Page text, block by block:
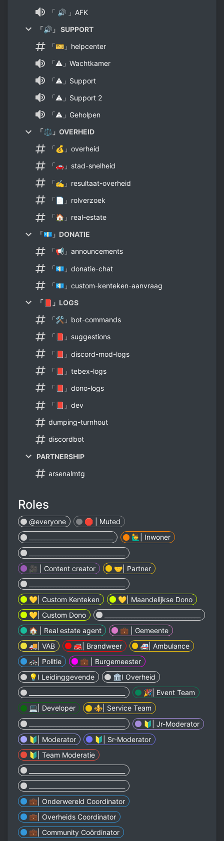
「 🔊 」AFK
「🔊」 SUPPORT
「🎫」helpcenter
「⚠」Wachtkamer
「⚠」Support
「⚠」Support 2
「⚠」Geholpen
「⚖」OVERHEID
「💰」overheid
「🚗」stad-snelheid
「✍」resultaat-overheid
「📄」rolverzoek
「🏠」real-estate
「💶」DONATIE
「📢」announcements
「💶」donatie-chat
「💶」custom-kenteken-aanvraag
「📕」LOGS
「🛠」bot-commands
「📕」suggestions
「📕」discord-mod-logs
「📕」tebex-logs
「📕」dono-logs
「📕」dev
dumping-turnhout
discordbot
PARTNERSHIP
arsenalmtg
Roles
@everyone
🛑 | Muted
🙋‍♂️| Inwoner
🎥 | Content creator
🤝| Partner
💛| Custom Kenteken
💛| Maandelijkse Dono
💛| Custom Dono
🏠 | Real estate agent
💼 | Gemeente
🚚| VAB
🚒| Brandweer
🚑| Ambulance
🚓| Politie
💼 | Burgemeester
💡I Leidinggevende
🏛️I Overheid
🎉| Event Team
💻| Developer
⚜️| Service Team
🔰| Jr-Moderator
🔰| Moderator
🔰| Sr-Moderator
🔰| Team Moderatie
💼| Onderwereld Coordinator
💼| Overheids Coordinator
💼| Community Coördinator